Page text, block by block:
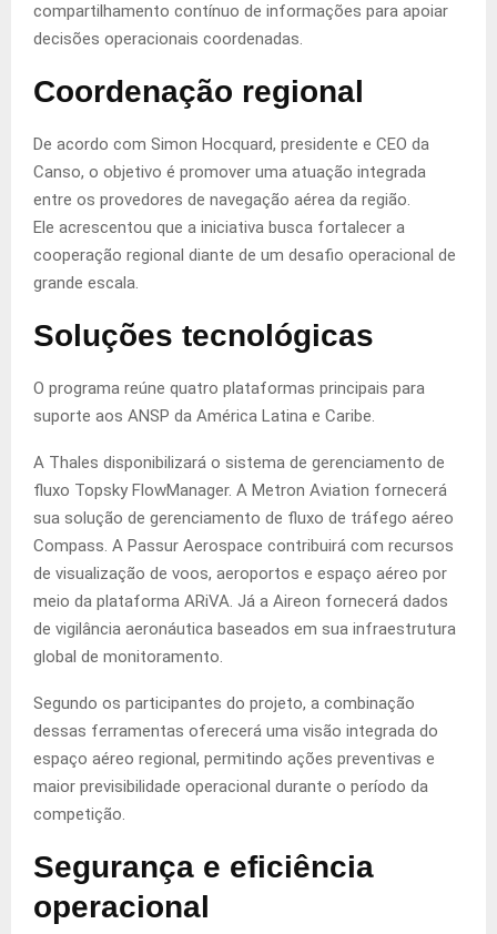
compartilhamento contínuo de informações para apoiar
decisões operacionais coordenadas.
Coordenação regional
De acordo com Simon Hocquard, presidente e CEO da
Canso, o objetivo é promover uma atuação integrada
entre os provedores de navegação aérea da região.
Ele acrescentou que a iniciativa busca fortalecer a
cooperação regional diante de um desafio operacional de
grande escala.
Soluções tecnológicas
O programa reúne quatro plataformas principais para
suporte aos ANSP da América Latina e Caribe.
A Thales disponibilizará o sistema de gerenciamento de
fluxo Topsky FlowManager. A Metron Aviation fornecerá
sua solução de gerenciamento de fluxo de tráfego aéreo
Compass. A Passur Aerospace contribuirá com recursos
de visualização de voos, aeroportos e espaço aéreo por
meio da plataforma ARiVA. Já a Aireon fornecerá dados
de vigilância aeronáutica baseados em sua infraestrutura
global de monitoramento.
Segundo os participantes do projeto, a combinação
dessas ferramentas oferecerá uma visão integrada do
espaço aéreo regional, permitindo ações preventivas e
maior previsibilidade operacional durante o período da
competição.
Segurança e eficiência
operacional